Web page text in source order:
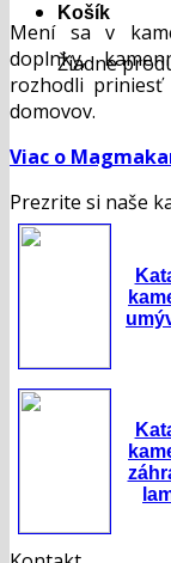
Košík
Žiadne
Mení sa v
doplnky,
rozhodli priniesť
domovov.
Viac o
Prezrite si naše